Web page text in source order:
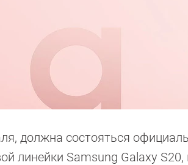
должна состояться
линейки Samsung Galaxy S20,